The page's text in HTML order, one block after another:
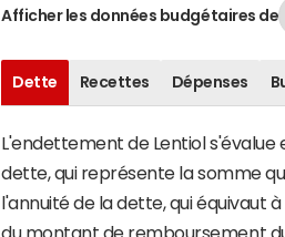
Afficher les données budgétaires de
Dette Recettes Dépenses
L'endettement de Lentiol s'évalue
dette, qui représente la somme
l'annuité de la dette, qui équivaut
du montant de remboursement